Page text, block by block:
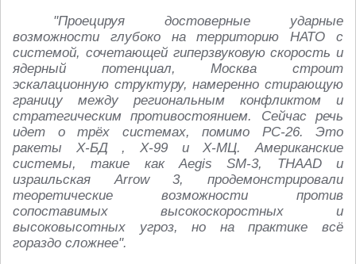
"Проецируя достоверные ударные
возможности глубоко на территорию НАТО с
системой, сочетающей гиперзвуковую скорость и
ядерный потенциал, Москва строит
эскалационную структуру, намеренно стирающую
границу между региональным конфликтом и
стратегическим противостоянием. Сейчас речь
идет о трёх системах, помимо РС-26. Это
ракеты Х-БД , Х-99 и Х-МЦ. Американские
системы, такие как Aegis SM-3, THAAD и
израильская Arrow 3, продемонстрировали
теоретические возможности против
сопоставимых высокоскоростных и
высоковысотных угроз, но на практике всё
гораздо сложнее".